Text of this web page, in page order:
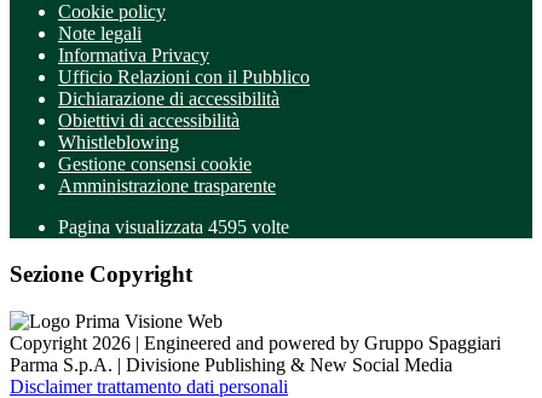
Cookie policy
Note legali
Informativa Privacy
Ufficio Relazioni con il Pubblico
Dichiarazione di accessibilità
Obiettivi di accessibilità
Whistleblowing
Gestione consensi cookie
Amministrazione trasparente
Pagina visualizzata 4595 volte
Sezione Copyright
Copyright 2026 | Engineered and powered by Gruppo Spaggiari
Parma S.p.A. | Divisione Publishing & New Social Media
Disclaimer trattamento dati personali